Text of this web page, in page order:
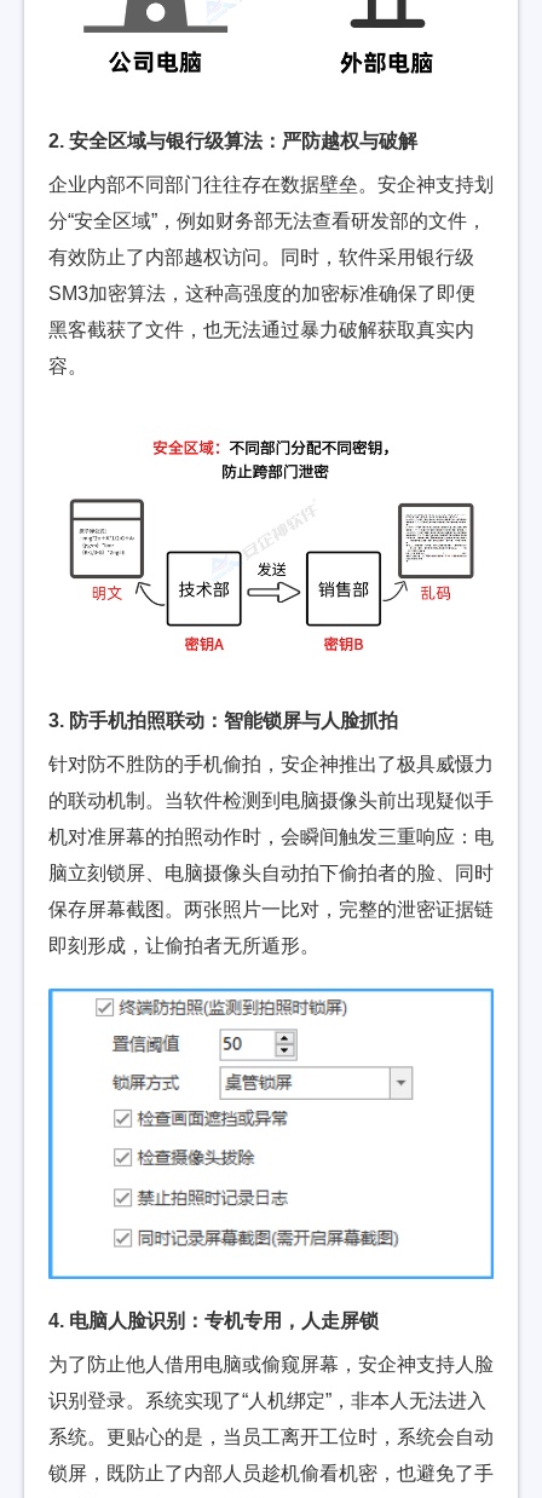
2. 安全区域与银行级算法：严防越权与破解
企业内部不同部门往往存在数据壁垒。安企神支持划
分“安全区域”，例如财务部无法查看研发部的文件，
有效防止了内部越权访问。同时，软件采用银行级
SM3加密算法，这种高强度的加密标准确保了即便
黑客截获了文件，也无法通过暴力破解获取真实内
容。
3. 防手机拍照联动：智能锁屏与人脸抓拍
针对防不胜防的手机偷拍，安企神推出了极具威慑力
的联动机制。当软件检测到电脑摄像头前出现疑似手
机对准屏幕的拍照动作时，会瞬间触发三重响应：电
脑立刻锁屏、电脑摄像头自动拍下偷拍者的脸、同时
保存屏幕截图。两张照片一比对，完整的泄密证据链
即刻形成，让偷拍者无所遁形。
4. 电脑人脸识别：专机专用，人走屏锁
为了防止他人借用电脑或偷窥屏幕，安企神支持人脸
识别登录。系统实现了“人机绑定”，非本人无法进入
系统。更贴心的是，当员工离开工位时，系统会自动
锁屏，既防止了内部人员趁机偷看机密，也避免了手